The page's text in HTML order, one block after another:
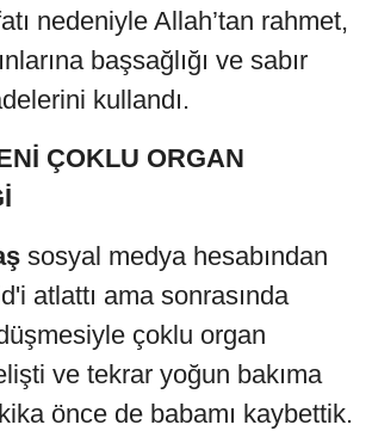
nedeniyle Allah’tan rahmet,
başsağlığı ve sabır
kullandı.
ÇOKLU ORGAN
sosyal medya hesabından
atlattı ama sonrasında
düşmesiyle çoklu organ
ve tekrar yoğun bakıma
önce de babamı kaybettik.